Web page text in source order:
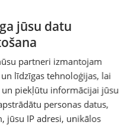
jūsu datu
partneri izmantojam
līdzīgas tehnoloģijas, lai
un piekļūtu informācijai jūsu
personas datus,
jūsu IP adresi, unikālos